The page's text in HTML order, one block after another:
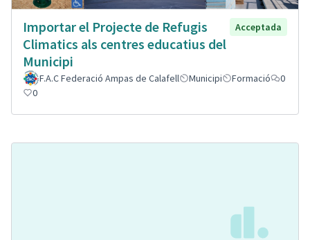
Importar el Projecte de Refugis
Climatics als centres educatius del
Municipi
Acceptada
F.A.C Federació Ampas de Calafell Municipi Formació
0
0